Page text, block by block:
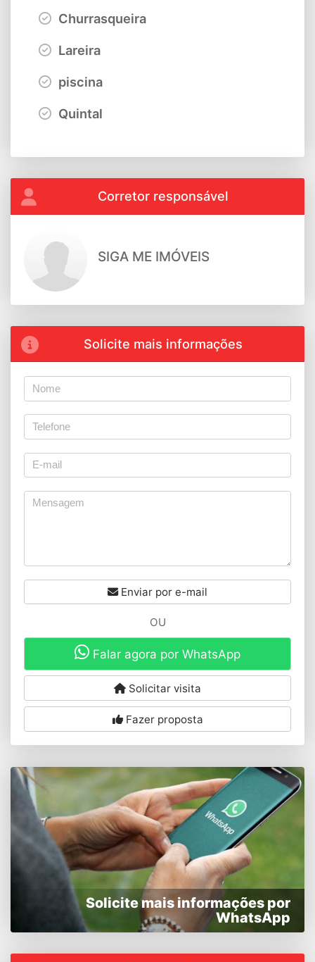
Churrasqueira
Lareira
piscina
Quintal
Corretor responsável
SIGA ME IMÓVEIS
Solicite mais informações
Enviar por e-mail
OU
Falar agora por WhatsApp
Solicitar visita
Fazer proposta
Solicite mais informações por
WhatsApp